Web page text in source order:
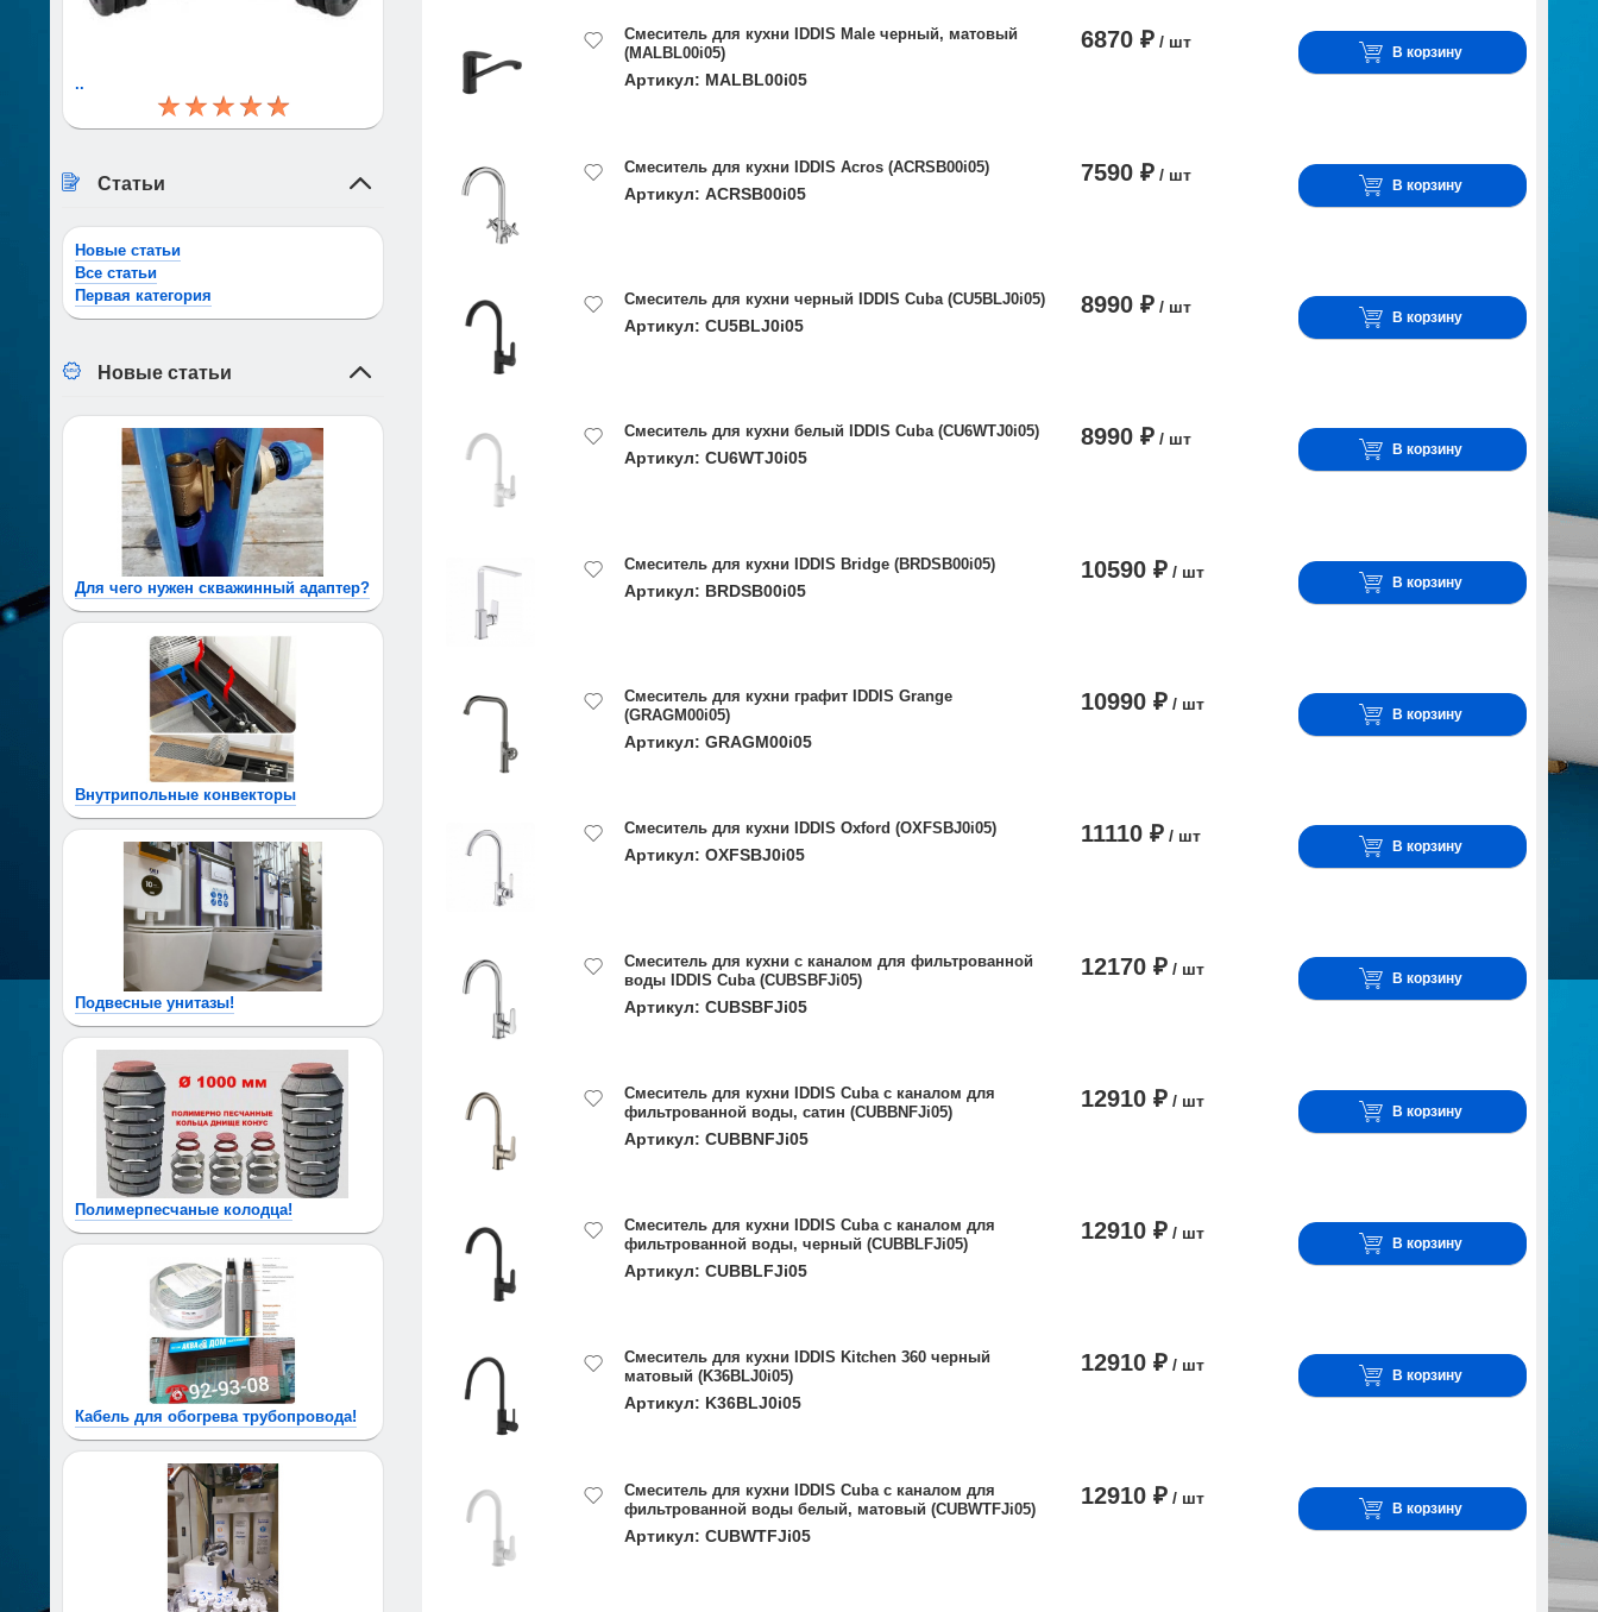
Смеситель для кухни IDDIS Male черный, матовый
(MALBL00i05)
Артикул: MALBL00i05
6870 ₽/ шт
В корзину
Смеситель для кухни IDDIS Acros (ACRSB00i05)
Артикул: ACRSB00i05
7590 ₽/ шт
В корзину
Смеситель для кухни черный IDDIS Cuba (CU5BLJ0i05)
Артикул: CU5BLJ0i05
8990 ₽/ шт
В корзину
Смеситель для кухни белый IDDIS Cuba (CU6WTJ0i05)
Артикул: CU6WTJ0i05
8990 ₽/ шт
В корзину
Смеситель для кухни IDDIS Bridge (BRDSB00i05)
Артикул: BRDSB00i05
10590 ₽/ шт
В корзину
Смеситель для кухни графит IDDIS Grange
(GRAGM00i05)
Артикул: GRAGM00i05
10990 ₽/ шт
В корзину
Смеситель для кухни IDDIS Oxford (OXFSBJ0i05)
Артикул: OXFSBJ0i05
11110 ₽/ шт
В корзину
Смеситель для кухни с каналом для фильтрованной
воды IDDIS Cuba (CUBSBFJi05)
Артикул: CUBSBFJi05
12170 ₽/ шт
В корзину
Смеситель для кухни IDDIS Cuba с каналом для
фильтрованной воды, сатин (CUBBNFJi05)
Артикул: CUBBNFJi05
12910 ₽/ шт
В корзину
Смеситель для кухни IDDIS Cuba с каналом для
фильтрованной воды, черный (CUBBLFJi05)
Артикул: CUBBLFJi05
12910 ₽/ шт
В корзину
Смеситель для кухни IDDIS Kitchen 360 черный
матовый (K36BLJ0i05)
Артикул: K36BLJ0i05
12910 ₽/ шт
В корзину
Смеситель для кухни IDDIS Cuba с каналом для
фильтрованной воды белый, матовый (CUBWTFJi05)
Артикул: CUBWTFJi05
12910 ₽/ шт
В корзину
..
Статьи
Новые статьи
Все статьи
Первая категория
Новые статьи
Для чего нужен скважинный адаптер?
Внутрипольные конвекторы
Подвесные унитазы!
Полимерпесчаные колодца!
Кабель для обогрева трубопровода!